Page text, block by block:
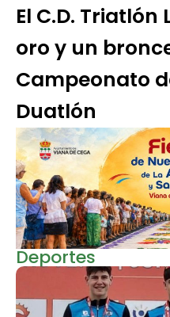
El C.D.
oro y un
Campeonato
Duatlón
Deportes